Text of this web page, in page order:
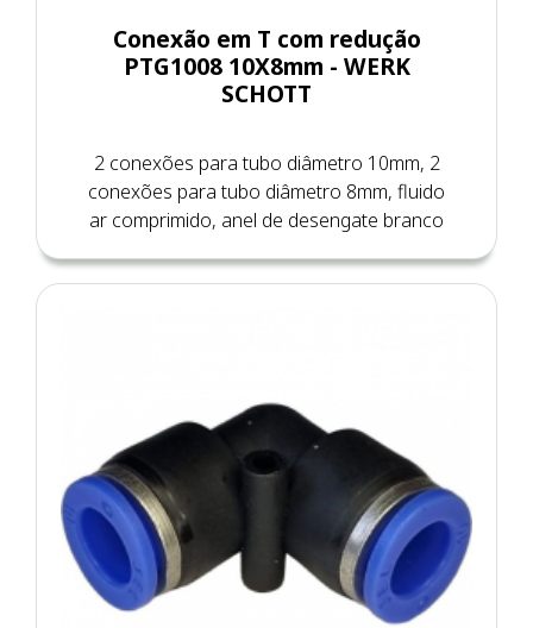
Conexão em T com redução
PTG1008 10X8mm - WERK
SCHOTT
2 conexões para tubo diâmetro 10mm, 2
conexões para tubo diâmetro 8mm, fluido
ar comprimido, anel de desengate branco